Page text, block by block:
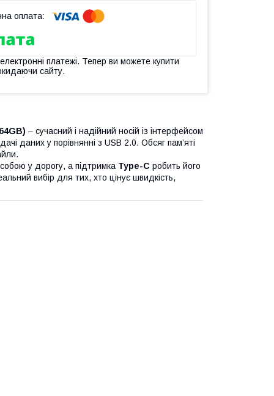
платежі. Тепер ви можете купити
сайту.
– сучасний і надійний носій із інтерфейсом
даних у порівнянні з USB 2.0. Обсяг пам’яті
у дорогу, а підтримка Type-C робить його
вибір для тих, хто цінує швидкість,